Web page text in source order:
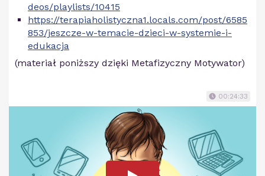
deos/playlists/10415
https://terapiaholistyczna1.locals.com/post/6585
853/jeszcze-w-temacie-dzieci-w-systemie-i-
edukacja
(materiał poniższy dzięki Metafizyczny Motywator)
00:24:33